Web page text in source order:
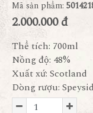
Mã sản phẩm:
2.000.000 đ
Thể tích: 700ml
Nồng độ: 48%
Xuất xứ: Scotland
Dòng rượu: